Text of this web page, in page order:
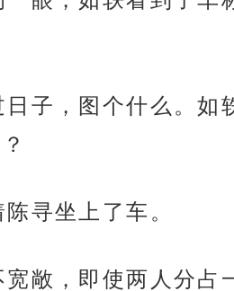
日子，图个什么。如
寻坐上了车。
宽敞，即使两人分占